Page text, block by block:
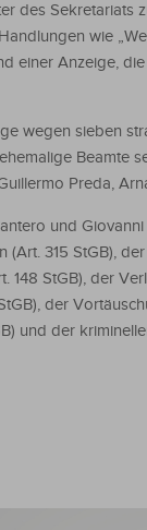
des
wie
einer Anzeige,
wegen sieben
Beamte
Preda,
und
(Art. 315 StGB),
148 StGB), der
der
und der